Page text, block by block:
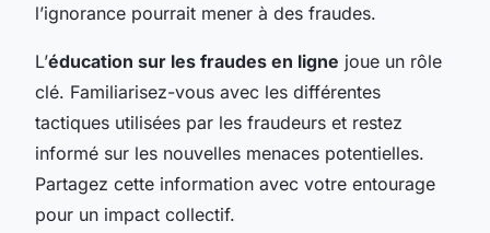
l’ignorance pourrait mener à des fraudes.
L’éducation sur les fraudes en ligne joue un rôle
clé. Familiarisez-vous avec les différentes
tactiques utilisées par les fraudeurs et restez
informé sur les nouvelles menaces potentielles.
Partagez cette information avec votre entourage
pour un impact collectif.